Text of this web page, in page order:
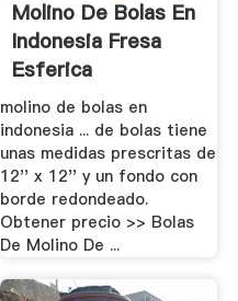
Molino De Bolas En
Indonesia Fresa
Esferica
molino de bolas en
indonesia ... de bolas tiene
unas medidas prescritas de
12'' x 12'' y un fondo con
borde redondeado.
Obtener precio >> Bolas
De Molino De ...